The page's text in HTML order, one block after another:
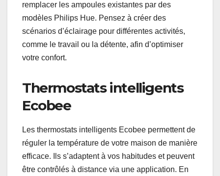
remplacer les ampoules existantes par des
modèles Philips Hue. Pensez à créer des
scénarios d’éclairage pour différentes activités,
comme le travail ou la détente, afin d’optimiser
votre confort.
Thermostats intelligents
Ecobee
Les thermostats intelligents Ecobee permettent de
réguler la température de votre maison de manière
efficace. Ils s’adaptent à vos habitudes et peuvent
être contrôlés à distance via une application. En